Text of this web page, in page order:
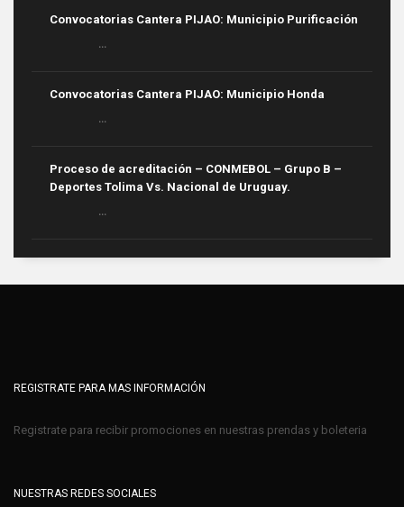
Convocatorias Cantera PIJAO: Municipio Purificación
...
Convocatorias Cantera PIJAO: Municipio Honda
...
Proceso de acreditación – CONMEBOL – Grupo B –
Deportes Tolima Vs. Nacional de Uruguay.
...
REGISTRATE PARA MAS INFORMACIÓN
Registrate para recibir promociones en nuestras prendas y boleteria
NUESTRAS REDES SOCIALES